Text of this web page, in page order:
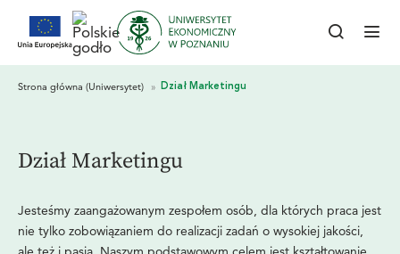
Dział Marketingu
Jesteśmy zaangażowanym zespołem osób, dla których praca jest
nie tylko zobowiązaniem do realizacji zadań o wysokiej jakości,